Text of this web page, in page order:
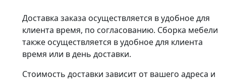
Доставка заказа осуществляется в удобное для
клиента время, по согласованию. Сборка мебели
также осуществляется в удобное для клиента
время или в день доставки.
Стоимость доставки зависит от вашего адреса и